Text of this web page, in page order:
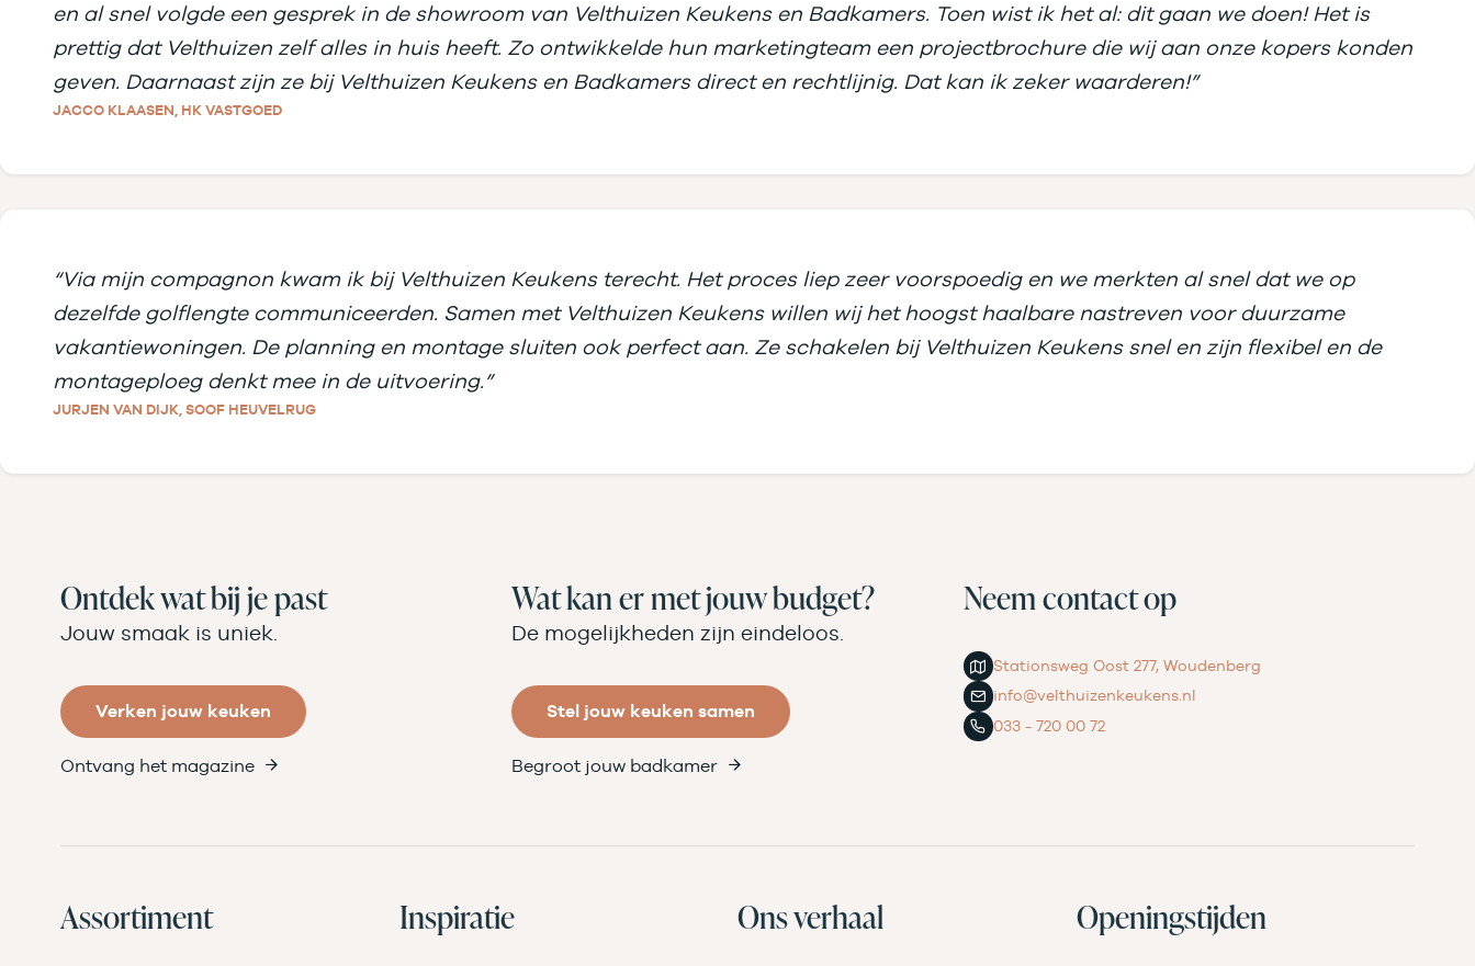
en al snel volgde een gesprek in de showroom van Velthuizen Keukens en Badkamers. Toen wist ik het al: dit gaan we doen! Het is
prettig dat Velthuizen zelf alles in huis heeft. Zo ontwikkelde hun marketingteam een projectbrochure die wij aan onze kopers konden
geven. Daarnaast zijn ze bij Velthuizen Keukens en Badkamers direct en rechtlijnig. Dat kan ik zeker waarderen!”
JACCO KLAASEN, HK VASTGOED
“Via mijn compagnon kwam ik bij Velthuizen Keukens terecht. Het proces liep zeer voorspoedig en we merkten al snel dat we op
dezelfde golflengte communiceerden. Samen met Velthuizen Keukens willen wij het hoogst haalbare nastreven voor duurzame
vakantiewoningen. De planning en montage sluiten ook perfect aan. Ze schakelen bij Velthuizen Keukens snel en zijn flexibel en de
montageploeg denkt mee in de uitvoering.”
JURJEN VAN DIJK, SOOF HEUVELRUG
Ontdek wat bij je past
Jouw smaak is uniek.
Verken jouw keuken
Ontvang het magazine
Wat kan er met jouw budget?
De mogelijkheden zijn eindeloos.
Stel jouw keuken samen
Begroot jouw badkamer
Neem contact op
Stationsweg Oost 277, Woudenberg
info@velthuizenkeukens.nl
033 - 720 00 72
Assortiment Inspiratie Ons verhaal Openingstijden